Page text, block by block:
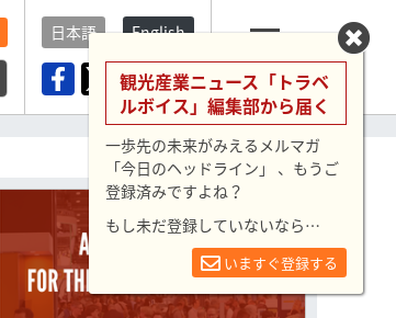
日本語 English
メニュー
観光産業ニュース「トラベ
ルボイス」編集部から届く
一歩先の未来がみえるメルマガ
「今日のヘッドライン」 、もうご
登録済みですよね？
もし未だ登録していないなら…
いますぐ登録する